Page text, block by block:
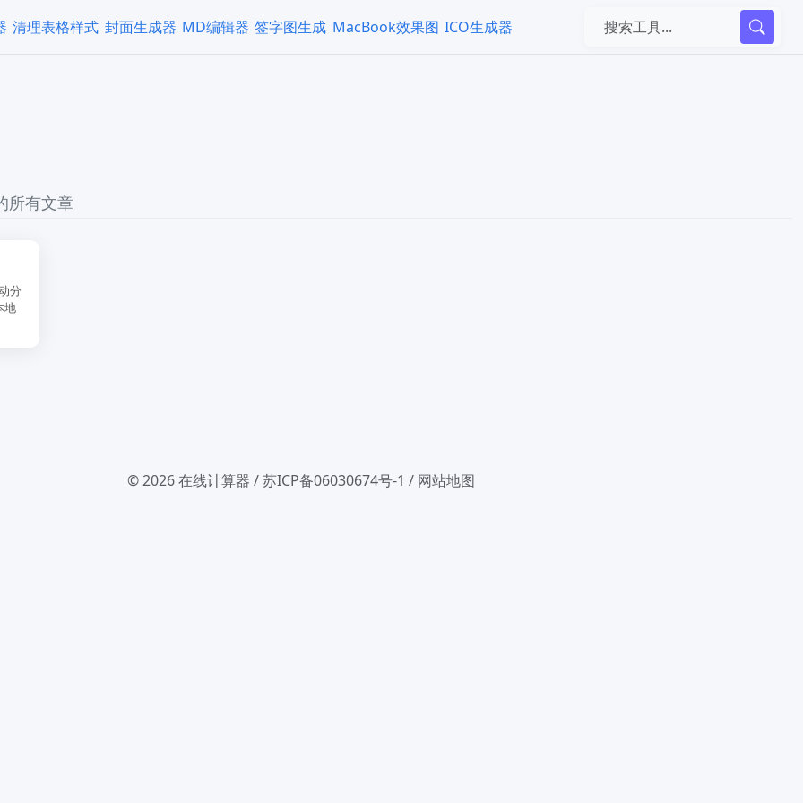
清理表格样式 封面生成器 MD编辑器 签字图生成 MacBook效果图 ICO生成器
所有文章
分
地
© 2026在线计算器 /苏ICP备06030674号-1 / 网站地图